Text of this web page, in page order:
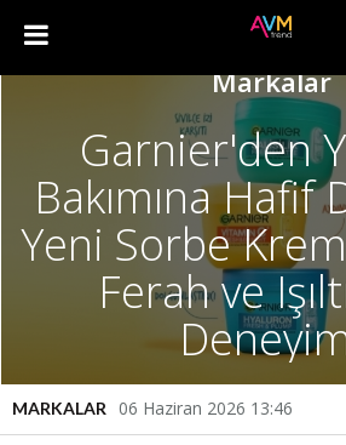
Markalar
Garnier'den
Bakımına Hafif
Yeni Sorbe
Ferah ve
06 Haziran 2026
MARKALAR 06 Haziran 2026 13:46